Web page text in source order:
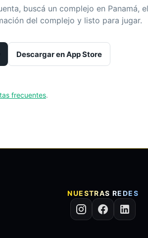
buscá un complejo en Panamá,
del complejo y listo para jugar.
Descargar en App Store
frecuentes.
NUESTRAS REDES